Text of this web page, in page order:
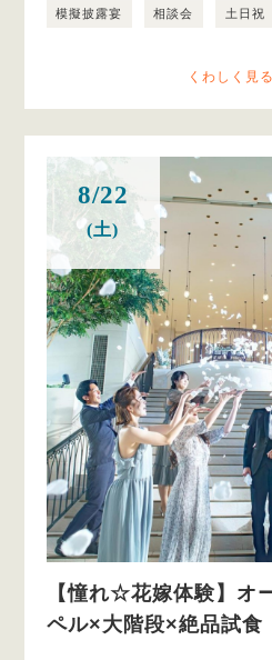
模擬披露宴 相談会 土日祝
くわしく見る
8/22
(土)
【憧れ☆花嫁体験】オ
ペル×大階段×絶品試食